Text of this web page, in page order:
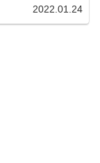
2022.01.24